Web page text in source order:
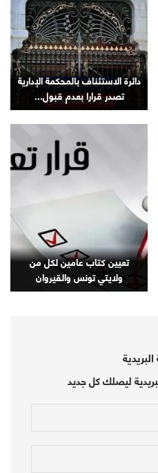
دائرة الاستئناف بالمحكمة الإدارية
تصدر قرارا بعدم قبول...
تعيين كتاب عامين لكل من
ولايتي تونس والقيروان
ليصلك كل جديد